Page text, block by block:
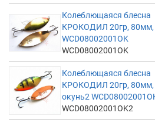
Колеблющаяся блесна
КРОКОДИЛ 20гр, 80мм,
WCD08002001OK
WCD08002001OK
Колеблющаяся блесна
КРОКОДИЛ 20гр, 80мм,
окунь2
WCD08002001OK2